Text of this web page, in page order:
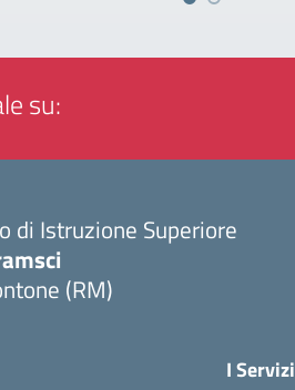
su:
di Istruzione Superiore
(RM)
I Servizi